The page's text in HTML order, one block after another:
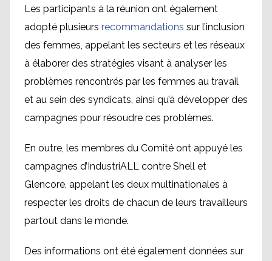
Les participants à la réunion ont également
adopté plusieurs recommandations sur l’inclusion
des femmes, appelant les secteurs et les réseaux
à élaborer des stratégies visant à analyser les
problèmes rencontrés par les femmes au travail
et au sein des syndicats, ainsi qu’à développer des
campagnes pour résoudre ces problèmes.
En outre, les membres du Comité ont appuyé les
campagnes d’IndustriALL contre Shell et
Glencore, appelant les deux multinationales à
respecter les droits de chacun de leurs travailleurs
partout dans le monde.
Des informations ont été également données sur